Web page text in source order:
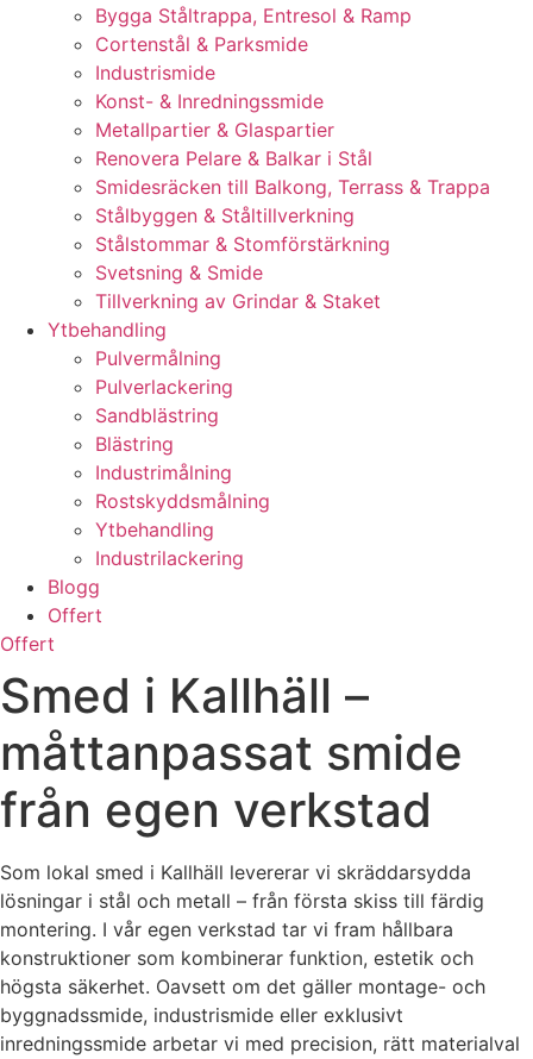
Bygga Ståltrappa, Entresol & Ramp
Cortenstål & Parksmide
Industrismide
Konst- & Inredningssmide
Metallpartier & Glaspartier
Renovera Pelare & Balkar i Stål
Smidesräcken till Balkong, Terrass & Trappa
Stålbyggen & Ståltillverkning
Stålstommar & Stomförstärkning
Svetsning & Smide
Tillverkning av Grindar & Staket
Ytbehandling
Pulvermålning
Pulverlackering
Sandblästring
Blästring
Industrimålning
Rostskyddsmålning
Ytbehandling
Industrilackering
Blogg
Offert
Offert
Smed i Kallhäll –
måttanpassat smide
från egen verkstad
Som lokal smed i Kallhäll levererar vi skräddarsydda
lösningar i stål och metall – från första skiss till färdig
montering. I vår egen verkstad tar vi fram hållbara
konstruktioner som kombinerar funktion, estetik och
högsta säkerhet. Oavsett om det gäller montage- och
byggnadssmide, industrismide eller exklusivt
inredningssmide arbetar vi med precision, rätt materialval